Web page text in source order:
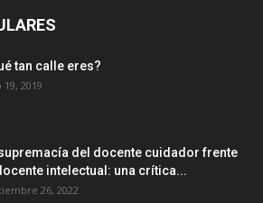
tan calle eres?
19, 2019
del docente cuidador frente
intelectual: una crítica...
26, 2022